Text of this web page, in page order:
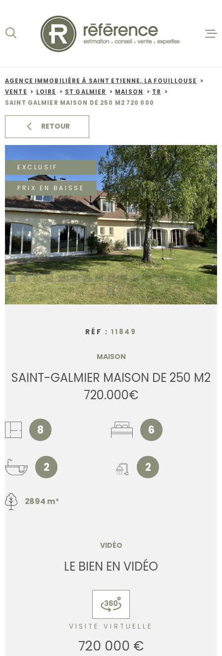
la
recherche
menu
principal
contenu
ACCUEIL
VENTES
NOS
ALERTE
CONTACT
AGENCE IMMOBILIÈRE À SAINT ETIENNE, LA FOUILLOUSE
VENTE
LOIRE ST GALMIER MAISON
T8
SAINT GALMIER MAISON DE 250 M2 720 000
RETOUR
EXCLUSIF
PRIX EN BAISSE
RÉF :11849
MAISON
SAINT-GALMIER MAISON DE 250 M2
720.000€
8 6
2 2
2894 m²
VIDÉO
LE BIEN EN VIDÉO
VISITE VIRTUELLE
720 000 €